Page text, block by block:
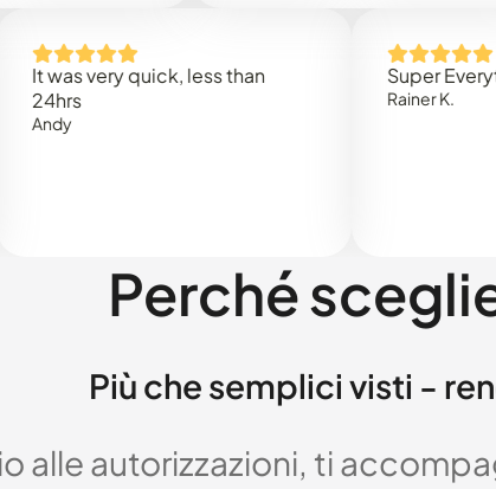
very quick, less than
Super Everything
Perché
Più che semplici visti -
alle autorizzazioni, ti